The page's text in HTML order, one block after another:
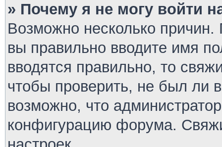
» Почему я не могу войти
Возможно несколько причин.
вы правильно вводите имя
вводятся правильно, то
чтобы проверить, не был ли
возможно, что
конфигурацию форума.